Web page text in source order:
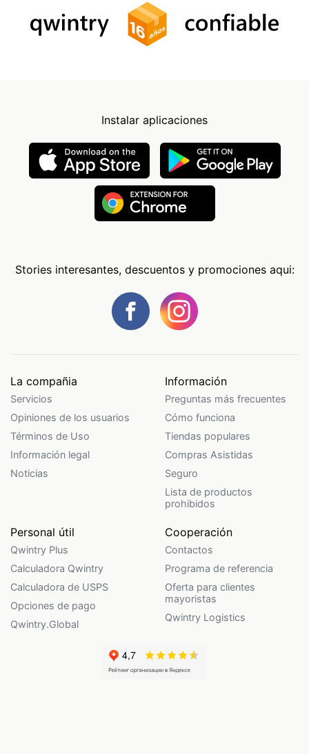
Instalar aplicaciones
Stories interesantes, descuentos y promociones aqui:
La compañia
Servicios
Opiniones de los usuarios
Términos de Uso
Información legal
Noticias
Información
Preguntas más frecuentes
Cómo funciona
Tiendas populares
Compras Asistidas
Seguro
Lista de productos
prohibidos
Personal útil
Qwintry Plus
Calculadora Qwintry
Calculadora de USPS
Opciones de pago
Qwintry.Global
Cooperación
Contactos
Programa de referencia
Oferta para clientes
mayoristas
Qwintry Logistics